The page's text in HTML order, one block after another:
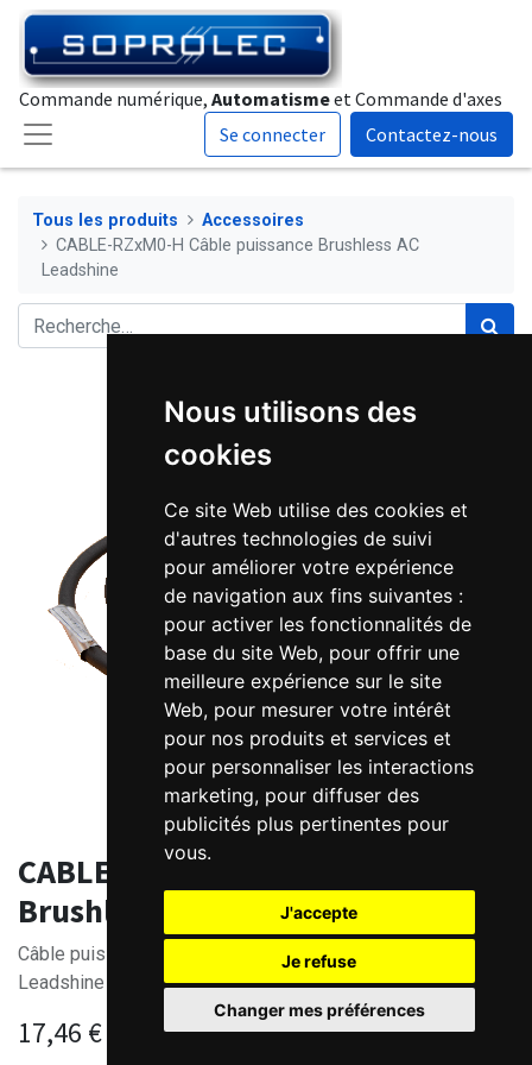
Nous utilisons des
cookies
Ce site Web utilise des cookies et
d'autres technologies de suivi
pour améliorer votre expérience
de navigation aux fins suivantes :
pour activer les fonctionnalités de
base du site Web, pour offrir une
meilleure expérience sur le site
Web, pour mesurer votre intérêt
pour nos produits et services et
pour personnaliser les interactions
marketing, pour diffuser des
publicités plus pertinentes pour
vous.
J'accepte
Je refuse
Changer mes préférences
Commande numérique, Automatismeet Commande d'axes
Se connecter
Contactez-nous
Tous les produits
Accessoires
CABLE-RZxM0-H Câble puissance Brushless AC
Leadshine
CABLE-RZxM0-H Câble puissance
Brushless AC Leadshine
Câble puissance - x mètres - pour moteur brushless AC
Leadshine 110/130mm -H
17,46 €